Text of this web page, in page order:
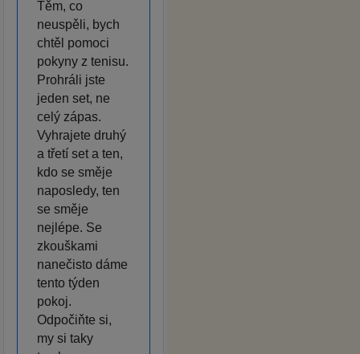
Těm, co
neuspěli, bych
chtěl pomoci
pokyny z tenisu.
Prohráli jste
jeden set, ne
celý zápas.
Vyhrajete druhý
a třetí set a ten,
kdo se směje
naposledy, ten
se směje
nejlépe. Se
zkouškami
nanečisto dáme
tento týden
pokoj.
Odpočiňte si,
my si taky